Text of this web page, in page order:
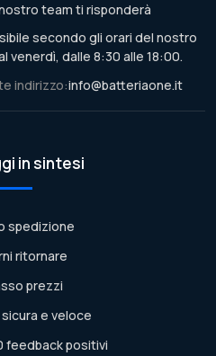
team ti risponderà
secondo gli orari del nostro
venerdì, dalle 8:30 alle 18:00.
indirizzo:info@batteriaone.it
in sintesi
spedizione
ritornare
prezzi
e veloce
feedback positivi